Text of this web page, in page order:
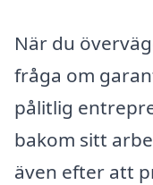
När du
fråga om
pålitlig
bakom sitt
även efter att